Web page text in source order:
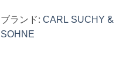
ブランド:CARL SUCHY &
SOHNE